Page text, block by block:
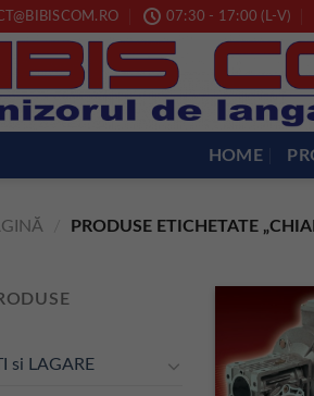
07:30 - 17:00 (L-V)
HOME
PRODUSE ETICHETATE
si LAGARE